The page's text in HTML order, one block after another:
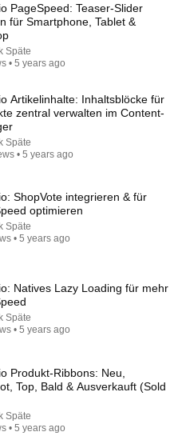
5:58
for Free! | Quick &
Tutorial
and 3 That Are
PageSpeed: Teaser-Slider
für Smartphone, Tablet &
Späte
• 5 years ago
Artikelinhalte: Inhaltsblöcke für
zentral verwalten im Content-
Späte
• 5 years ago
ShopVote integrieren & für
optimieren
Späte
• 5 years ago
Natives Lazy Loading für mehr
Späte
• 5 years ago
Produkt-Ribbons: Neu,
Top, Bald & Ausverkauft (Sold
Späte
• 5 years ago